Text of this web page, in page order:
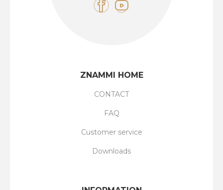
ZNAMMI HOME
CONTACT
FAQ
Customer service
Downloads